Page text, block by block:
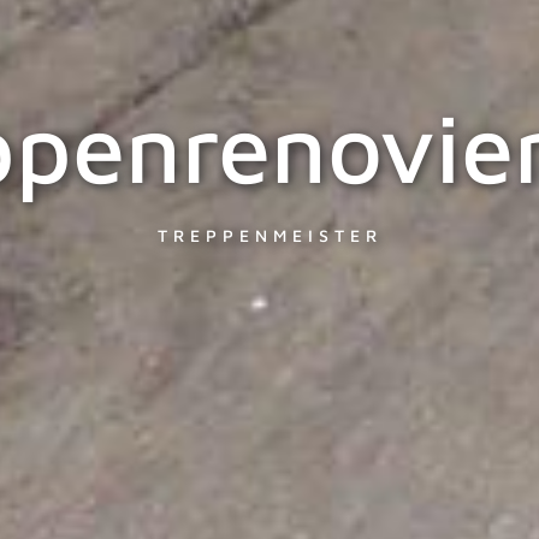
TREPPENMEISTER